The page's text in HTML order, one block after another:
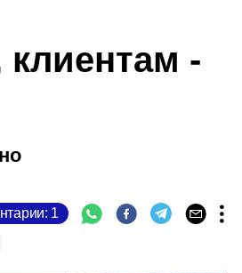
-
Комментарии: 1